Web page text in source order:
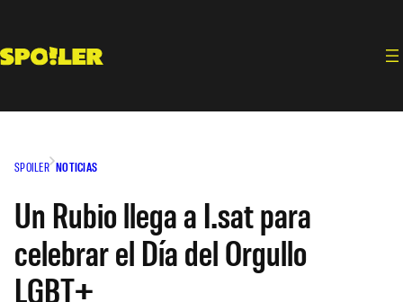
contenido
SPOILER NOTICIAS
Un Rubio llega a I.sat para
celebrar el Día del Orgullo
LGBT+